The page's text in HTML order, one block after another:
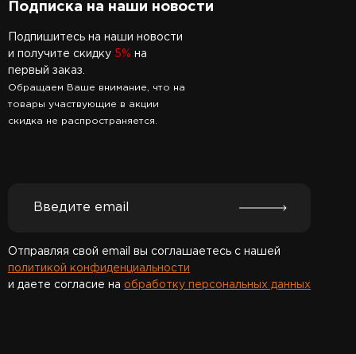
Подписка на наши новости
Подпишитесь на наши новости
и получите скидку 5% на
первый заказ.
Обращаем Ваше внимание, что на
товары участвующие в акции
скидка не распространяется.
Отправляя свой email вы соглашаетесь с нашей
политикой конфиденциальности
и даете согласие на обработку персональных данных